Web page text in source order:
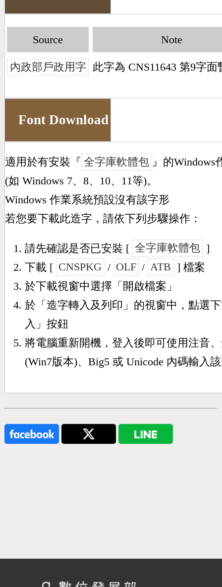
Source
內政部戶政用字
Note
此字為 CNS11643 第9字面
Font Download
適用於有安裝『 全字庫軟體包 』的Windows
(如 Windows 7、8、10、11等)。
Windows 作業系統預設沒有該字形
若您要下載此造字，請依下列步驟操作：
請先確認是否已安裝 [ 全字庫軟體包 ]
下載 [ CNSPKG / OLF / ATB ] 檔案
於下載視窗中選擇「開啟檔案」
於「造字轉入及列印」的視窗中，點選
入」按鈕
將電腦重新開機，登入後即可使用注音
(Win7版本)、Big5 或 Unicode 內碼輸入